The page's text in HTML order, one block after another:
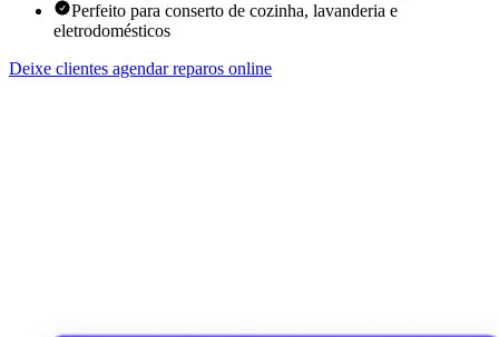
Perfeito para conserto de cozinha, lavanderia e
eletrodomésticos
Deixe clientes agendar reparos online